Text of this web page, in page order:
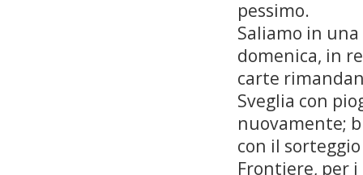
pessimo.
Saliamo in
domenica, in
carte
Sveglia con
nuovamente;
con il
Frontiere, per i